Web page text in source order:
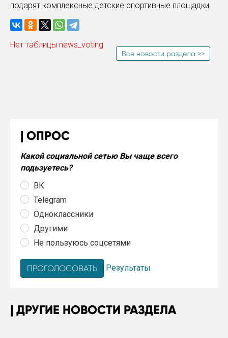
подарят комплексные детские спортивные площадки.
Нет таблицы news_voting
Все новости раздела >>
ОПРОС
Какой социальной сетью Вы чаще всего
подьзуетесь?
ВК
Telegram
Одноклассники
Другими
Не пользуюсь соцсетями
Результаты
ДРУГИЕ НОВОСТИ РАЗДЕЛА